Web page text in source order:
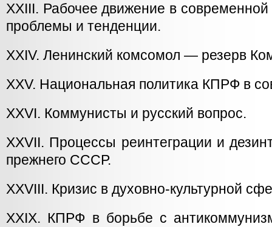
XXIII. Рабочее движение в
проблемы и тенденции.
XXIV. Ленинский комсомол — резерв
XXV. Национальная политика КПРФ в
XXVI. Коммунисты и русский вопрос.
XXVII. Процессы реинтеграции и
прежнего СССР.
XXVIII. Кризис в духовно-культурной
XXIX. КПРФ в борьбе с